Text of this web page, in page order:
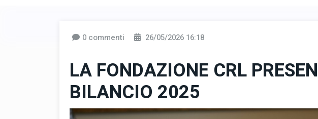
0 commenti 26/05/2026 16:18
LA FONDAZIONE CRL
BILANCIO 2025